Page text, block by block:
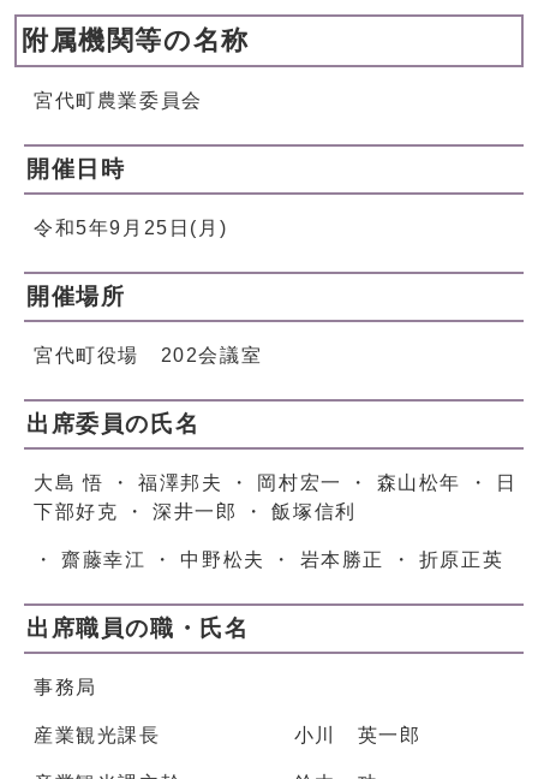
附属機関等の名称
宮代町農業委員会
開催日時
令和5年9月25日(月)
開催場所
宮代町役場 202会議室
出席委員の氏名
大島 悟 ・ 福澤邦夫 ・ 岡村宏一 ・ 森山松年 ・ 日
下部好克 ・ 深井一郎 ・ 飯塚信利
・ 齋藤幸江 ・ 中野松夫 ・ 岩本勝正 ・ 折原正英
出席職員の職・氏名
事務局
産業観光課長 小川 英一郎